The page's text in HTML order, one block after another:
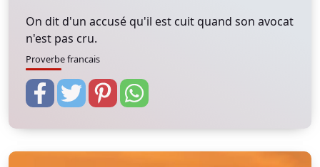
On dit d'un accusé qu'il est cuit quand son avocat
n'est pas cru.
Proverbe francais